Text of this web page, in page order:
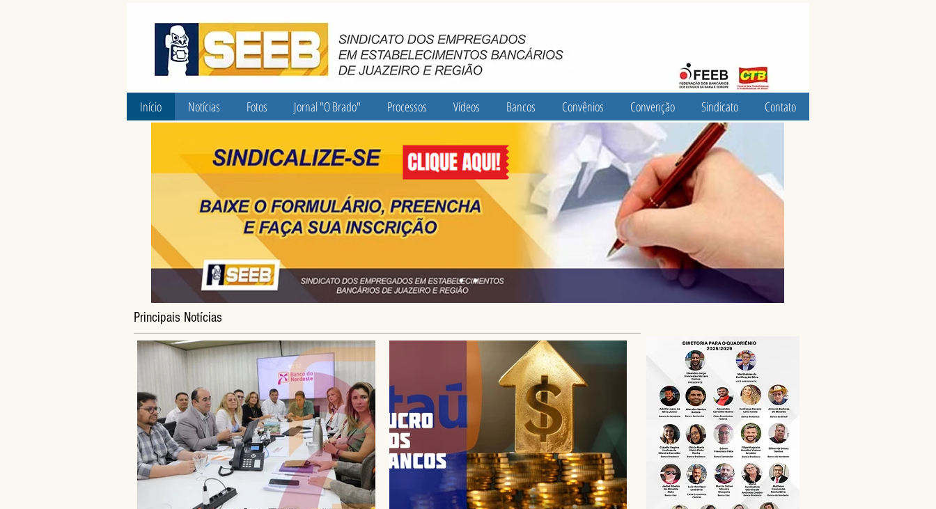
Início Notícias Fotos Jornal "O Brado" Processos Vídeos Bancos Convênios Convenção Sindicato Contato
Principais Notícias